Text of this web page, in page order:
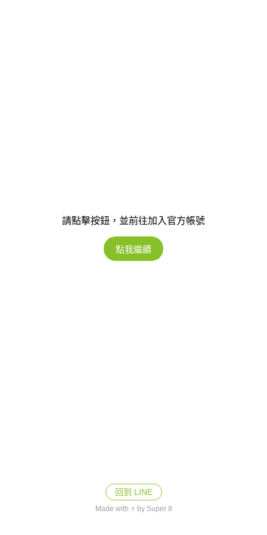
請點擊按鈕，並前往加入官方帳號
點我繼續
回到 LINE
Made with ⚡ by Super 8